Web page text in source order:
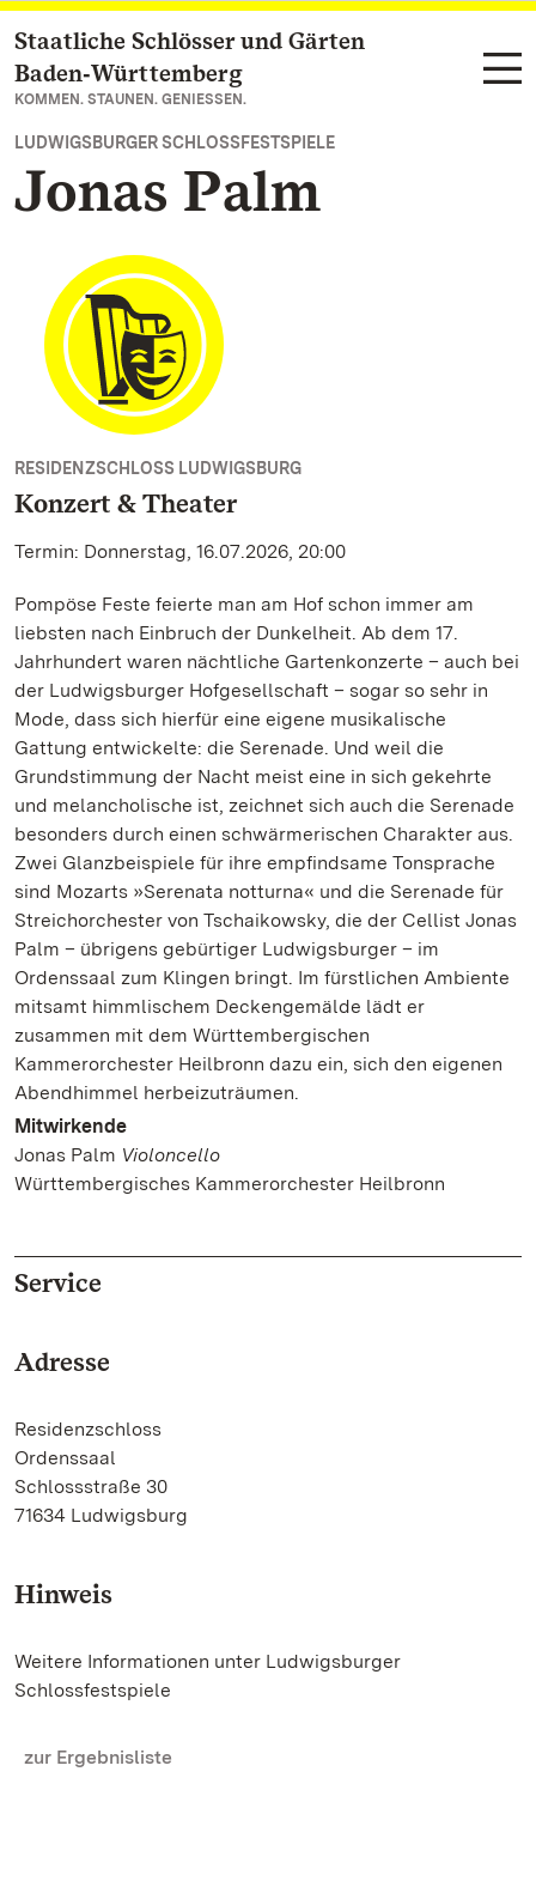
Zum Hauptinhalt springen
Staatliche Schlösser und Gärten
Baden‑Württemberg
KOMMEN. STAUNEN. GENIESSEN.
LUDWIGSBURGER SCHLOSSFESTSPIELE
Jonas Palm
RESIDENZSCHLOSS LUDWIGSBURG
Konzert & Theater
Termin: Donnerstag, 16.07.2026, 20:00
Pompöse Feste feierte man am Hof schon immer am
liebsten nach Einbruch der Dunkelheit. Ab dem 17.
Jahrhundert waren nächtliche Gartenkonzerte – auch bei
der Ludwigsburger Hofgesellschaft – sogar so sehr in
Mode, dass sich hierfür eine eigene musikalische
Gattung entwickelte: die Serenade. Und weil die
Grundstimmung der Nacht meist eine in sich gekehrte
und melancholische ist, zeichnet sich auch die Serenade
besonders durch einen schwärmerischen Charakter aus.
Zwei Glanzbeispiele für ihre empfindsame Tonsprache
sind Mozarts »Serenata notturna« und die Serenade für
Streichorchester von Tschaikowsky, die der Cellist Jonas
Palm – übrigens gebürtiger Ludwigsburger – im
Ordenssaal zum Klingen bringt. Im fürstlichen Ambiente
mitsamt himmlischem Deckengemälde lädt er
zusammen mit dem Württembergischen
Kammerorchester Heilbronn dazu ein, sich den eigenen
Abendhimmel herbeizuträumen.
Mitwirkende
Jonas Palm Violoncello
Württembergisches Kammerorchester Heilbronn
Service
Adresse
Residenzschloss
Ordenssaal
Schlossstraße 30
71634 Ludwigsburg
Hinweis
Weitere Informationen unter Ludwigsburger
Schlossfestspiele
zur Ergebnisliste